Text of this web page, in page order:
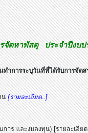
รจัดหาพัสดุ ประจำปีง
ำการระบุวันที่ที่ได้รับการจัด
น[รายละเอียด..]
าร และงบลงทุน) [รายละเอีย